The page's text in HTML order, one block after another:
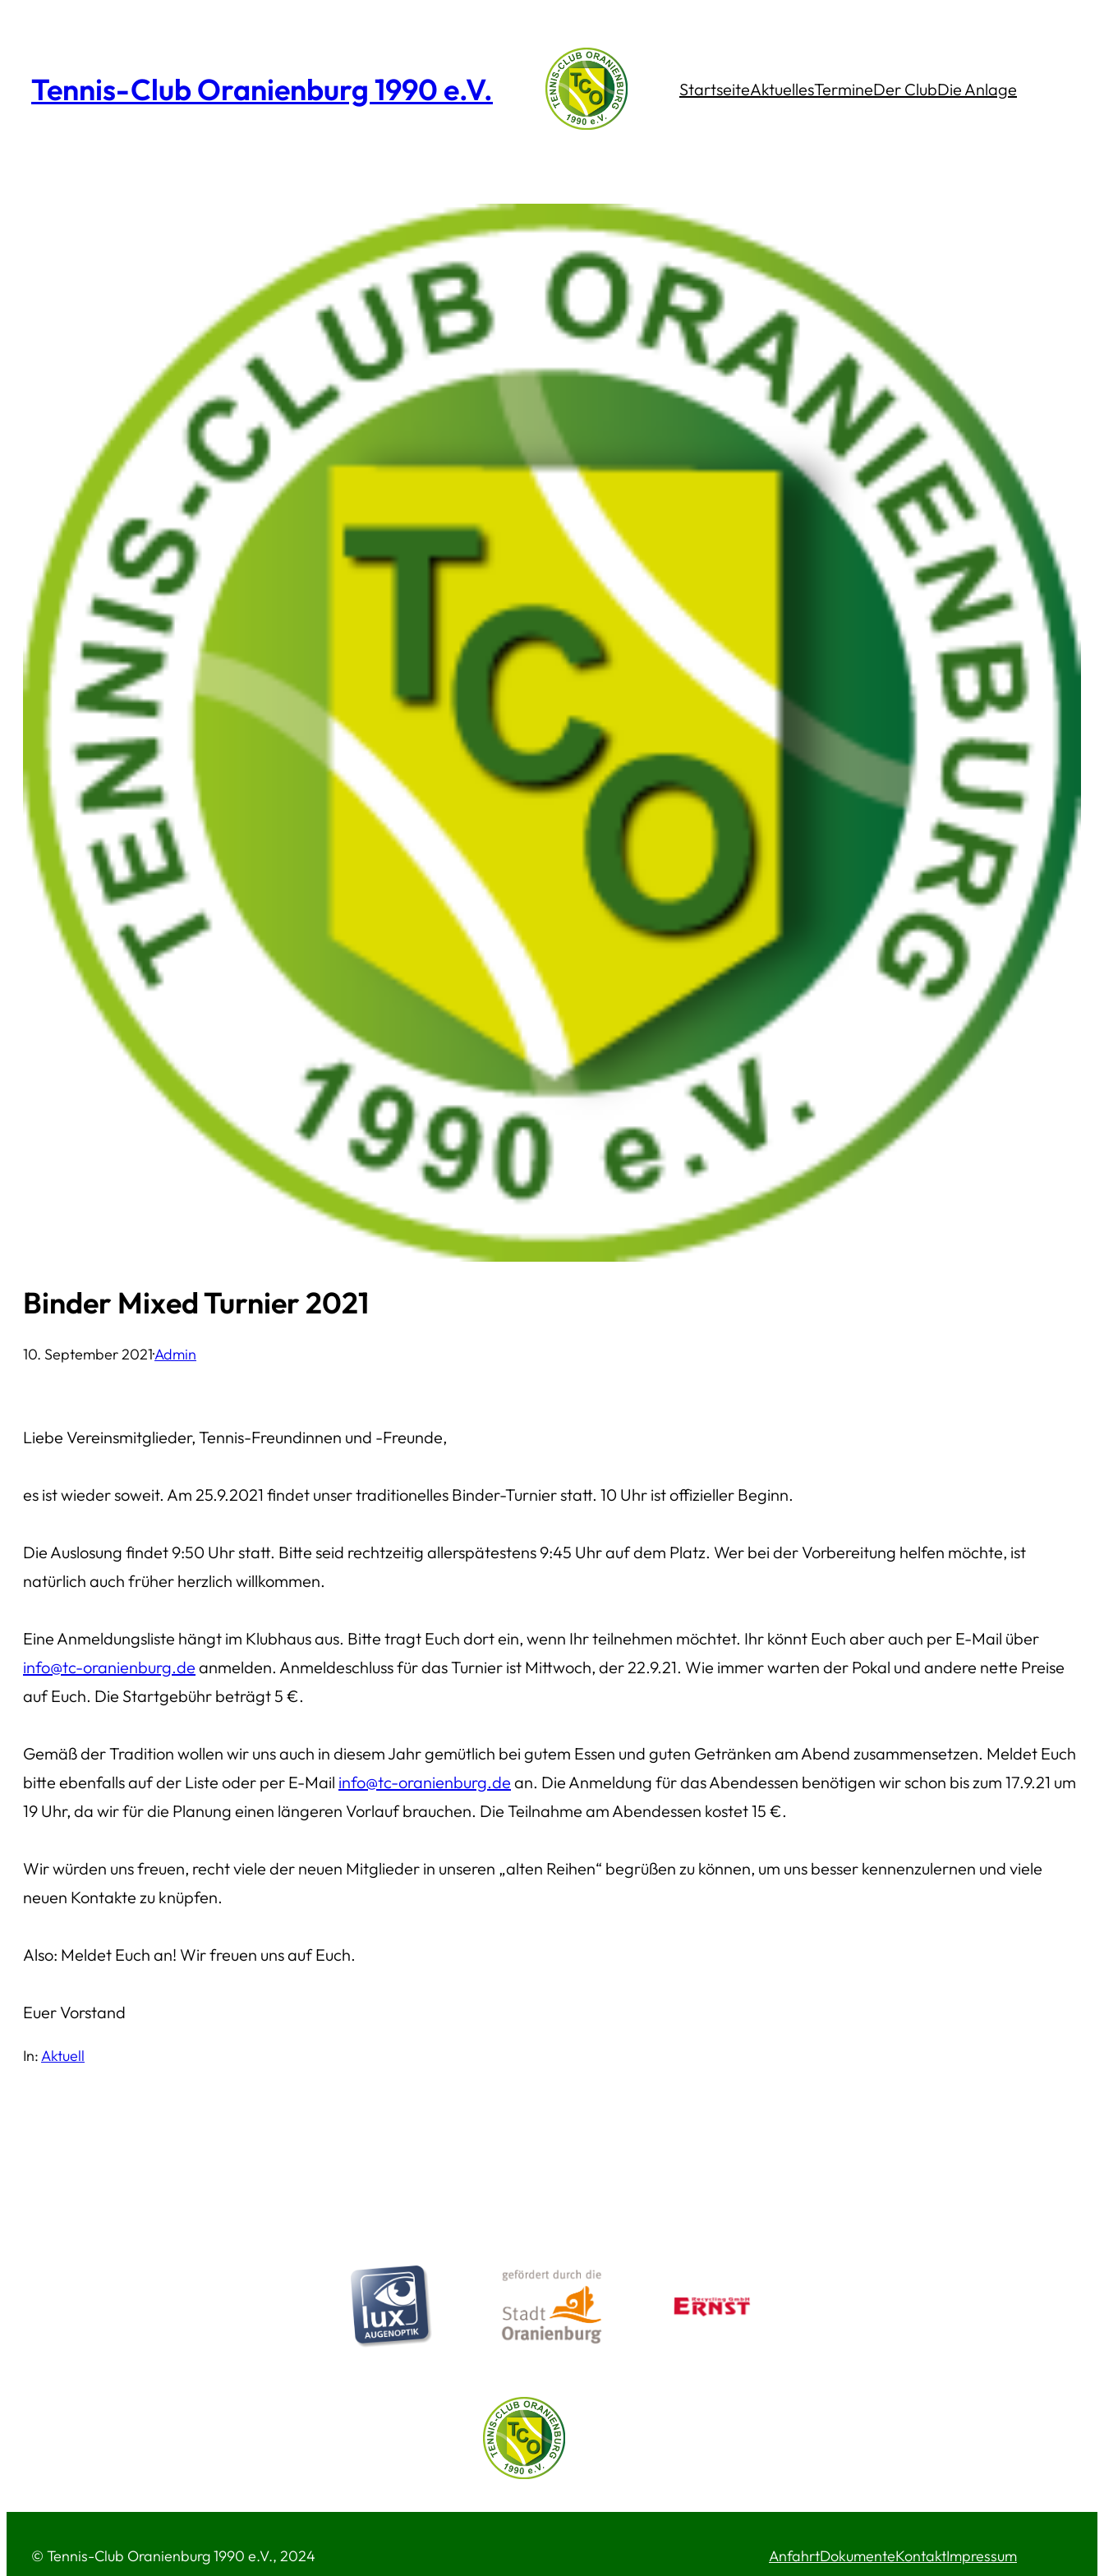
springen
Tennis-Club Oranienburg 1990 e.V. StartseiteAktuellesTermineDer ClubDie Anlage
Binder Mixed Turnier 2021
10. September 2021·Admin
Liebe Vereinsmitglieder, Tennis-Freundinnen und -Freunde,
es ist wieder soweit. Am 25.9.2021 findet unser traditionelles Binder-Turnier statt. 10 Uhr ist offizieller Beginn.
Die Auslosung findet 9:50 Uhr statt. Bitte seid rechtzeitig allerspätestens 9:45 Uhr auf dem Platz. Wer bei der Vorbereitung helfen möchte, ist
natürlich auch früher herzlich willkommen.
Eine Anmeldungsliste hängt im Klubhaus aus. Bitte tragt Euch dort ein, wenn Ihr teilnehmen möchtet. Ihr könnt Euch aber auch per E-Mail über
info@tc-oranienburg.de anmelden. Anmeldeschluss für das Turnier ist Mittwoch, der 22.9.21. Wie immer warten der Pokal und andere nette Preise
auf Euch. Die Startgebühr beträgt 5 €.
Gemäß der Tradition wollen wir uns auch in diesem Jahr gemütlich bei gutem Essen und guten Getränken am Abend zusammensetzen. Meldet Euch
bitte ebenfalls auf der Liste oder per E-Mail info@tc-oranienburg.de an. Die Anmeldung für das Abendessen benötigen wir schon bis zum 17.9.21 um
19 Uhr, da wir für die Planung einen längeren Vorlauf brauchen. Die Teilnahme am Abendessen kostet 15 €.
Wir würden uns freuen, recht viele der neuen Mitglieder in unseren „alten Reihen“ begrüßen zu können, um uns besser kennenzulernen und viele
neuen Kontakte zu knüpfen.
Also: Meldet Euch an! Wir freuen uns auf Euch.
Euer Vorstand
In:Aktuell
© Tennis-Club Oranienburg 1990 e.V., 2024 AnfahrtDokumenteKontaktImpressum